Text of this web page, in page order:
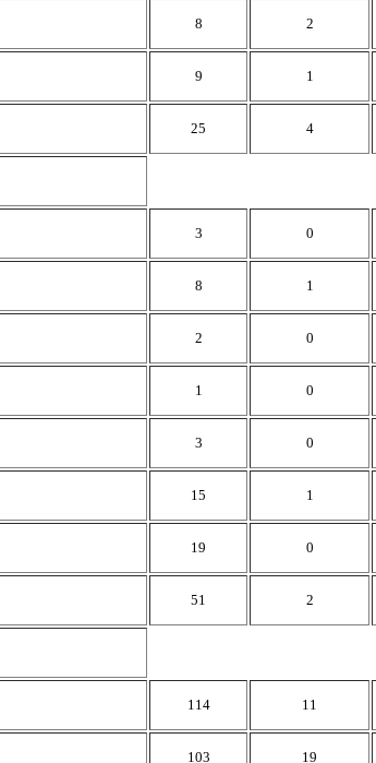
8 2
9 1
25 4
3 0
8 1
2 0
1 0
3 0
15 1
19 0
51 2
114 11
103 19